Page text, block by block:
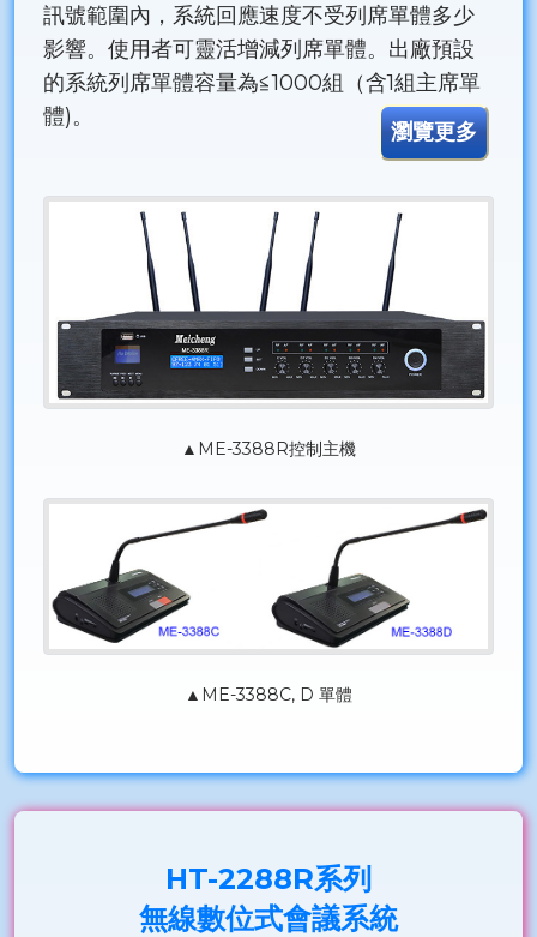
訊號範圍內，系統回應速度不受列席單體多少
影響。使用者可靈活增減列席單體。出廠預設
的系統列席單體容量為≦1000組（含1組主席單
體)。
瀏覽更多
▲ME-3388R控制主機
▲ME-3388C, D 單體
HT-2288R系列
無線數位式會議系統